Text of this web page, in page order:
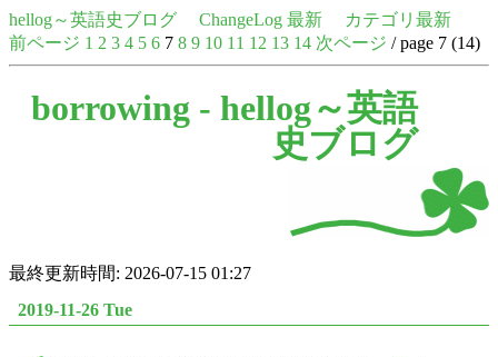
hellog～英語史ブログ ChangeLog 最新
カテゴリ最新
前ページ 1 2 3 4 5 6 7 8 9 10 11 12 13 14 次ページ / page 7 (14)
borrowing - hellog～英語
史ブログ
最終更新時間: 2026-07-15 01:27
2019-11-26 Tue